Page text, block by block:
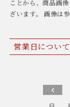
ことから、商品画
ざいます。 画像は
営業日について